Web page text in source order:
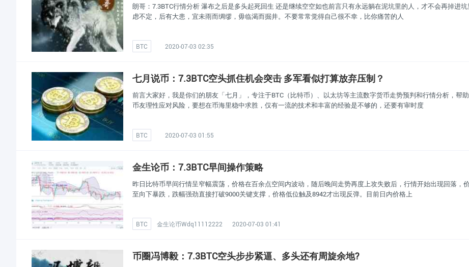
朗哥：7.3BTC行情分析 瀑布之后是多头起死回生 还是继续空空如也前言只有永远躺在泥坑里的人，才不会再掉进
虑不定，后有大患，宜未雨而绸缪，毋临渴而掘井。不要常常觉得自己很不幸，比你痛苦的人
BTC 2020-07-03 02:35
七月说币：7.3BTC空头抓住机会突击 多军看似打算放弃压制？
前言大家好，我是你们的朋友「七月」，专注于BTC（比特币）、以太坊等主流数字货币走势预判和行情分析，帮
币友理性应对风险，要想在币海里稳中求胜，仅有一流的技术和丰富的经验是不够的，还要有审时度
BTC 2020-07-03 01:55
金生论币：7.3BTC早间操作策略
昨日比特币早间行情呈窄幅震荡，价格在百余点空间内波动，随后晚间走势再度上攻失败后，行情开始出现回落，
至向下暴跌，跌幅强劲直接打破9000关键支撑，价格低位触及8942才出现反弹。目前日内价格上
BTC 金生论币Wdq11112222 2020-07-03 01:41
币圈冯博毅：7.3BTC空头步步紧逼、多头还有周旋余地?